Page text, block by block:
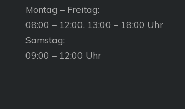
Montag – Freitag:
08:00 – 12:00, 13:00 – 18:00 Uhr
Samstag:
09:00 – 12:00 Uhr